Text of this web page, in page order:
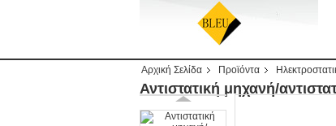
Αρχική Σελίδα Προϊόντα
Αντιστατική μηχανή/